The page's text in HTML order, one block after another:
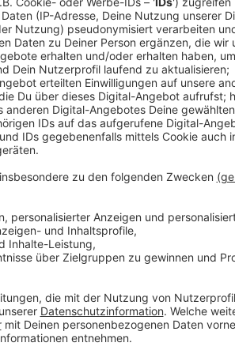
er unter anderem Menschen, die für
gearbeitet haben. Das hatte
Der damalige Verkehrsminister, der
Entscheidung mitgetragen.
den Auftrag verloren. Dadurch hatte
Meldungen aus unserer Stadt